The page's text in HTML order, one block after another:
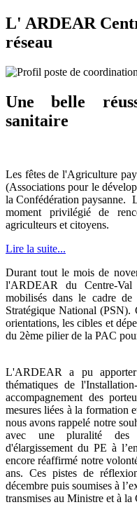
L' ARDEAR
réseau
Une belle
sanitaire
Les fêtes de l'Agriculture
(Associations pour le
la Confédération paysanne.
moment privilégié de
agriculteurs et citoyens.
Lire la suite...
Durant tout le mois de
l'ARDEAR du Centre-
mobilisés dans le cadre
Stratégique National (PSN).
orientations, les cibles et
du 2ème pilier de la PAC
L'ARDEAR a pu
thématiques de
accompagnement des
mesures liées à la formation
nous avons rappelé notre
avec une pluralité des
d'élargissement du PE à
encore réaffirmé notre
ans. Ces pistes de
décembre puis soumises à
transmises au Ministre et à